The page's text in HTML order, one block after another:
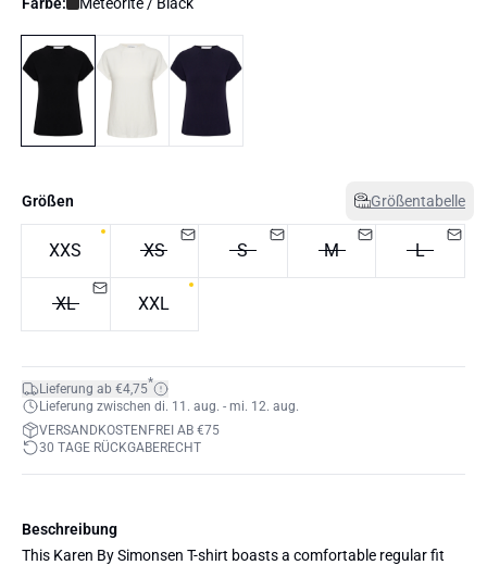
Größen Größentabelle
XXS XS S M L
XL XXL
Lieferung ab €4,75*
Lieferung zwischen di. 11. aug. - mi. 12. aug.
VERSANDKOSTENFREI AB €75
30 TAGE RÜCKGABERECHT
Beschreibung
This Karen By Simonsen T-shirt boasts a comfortable regular fit